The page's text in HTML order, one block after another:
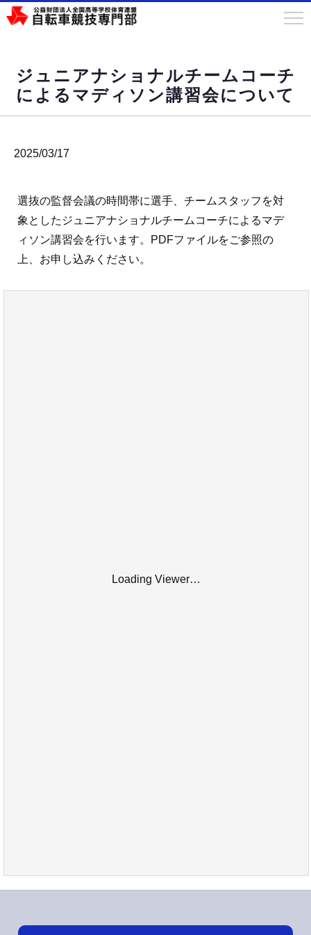
ジュニアナショナルチームコーチ
によるマディソン講習会について
2025/03/17
選抜の監督会議の時間帯に選手、チームスタッフを対
象としたジュニアナショナルチームコーチによるマデ
ィソン講習会を行います。PDFファイルをご参照の
上、お申し込みください。
Loading Viewer…